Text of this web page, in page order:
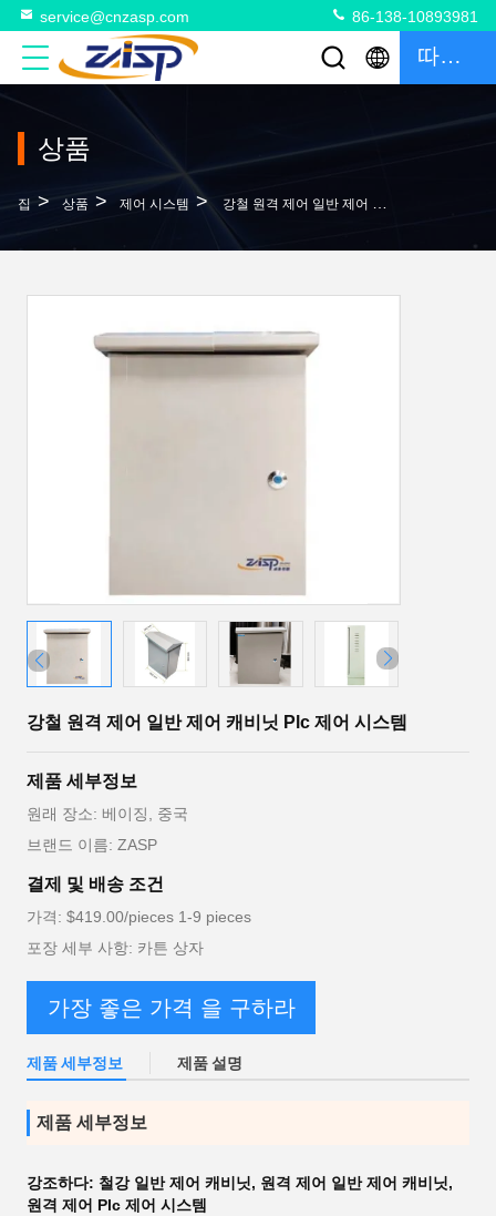
service@cnzasp.com 86-138-10893981
따옴표
상품
집 > 상품 > 제어 시스템 > 강철 원격 제어 일반 제어 캐비닛 Plc 제어 시스템
강철 원격 제어 일반 제어 캐비닛 Plc 제어 시스템
제품 세부정보
원래 장소: 베이징, 중국
브랜드 이름: ZASP
결제 및 배송 조건
가격: $419.00/pieces 1-9 pieces
포장 세부 사항: 카튼 상자
가장 좋은 가격 을 구하라
제품 세부정보 제품 설명
제품 세부정보
강조하다: 철강 일반 제어 캐비닛, 원격 제어 일반 제어 캐비닛,
원격 제어 Plc 제어 시스템